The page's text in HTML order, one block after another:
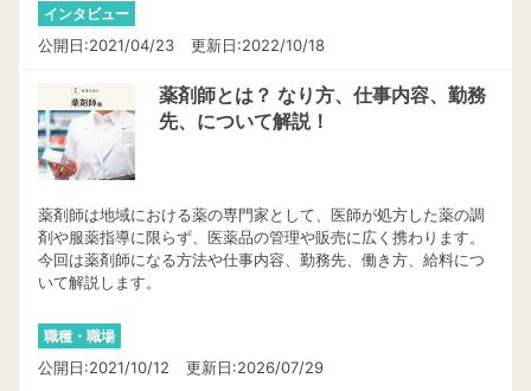
インタビュー
公開日:2021/04/23 更新日:2022/10/18
薬剤師とは？ なり方、仕事内容、勤務
先、について解説！
薬剤師は地域における薬の専門家として、医師が処方した薬の調
剤や服薬指導に限らず、医薬品の管理や販売に広く携わります。
今回は薬剤師になる方法や仕事内容、勤務先、働き方、給料につ
いて解説します。
職種・職場
公開日:2021/10/12 更新日:2026/07/29